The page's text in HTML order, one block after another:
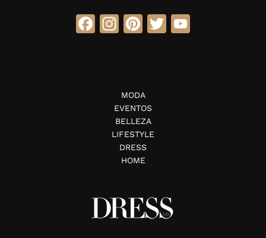
Facebook
Instagram
Pinterest
Twitter
MODA
EVENTOS
BELLEZA
LIFESTYLE
DRESS
HOME